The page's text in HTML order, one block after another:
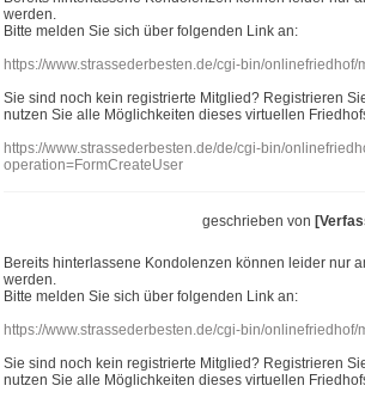
werden.
Bitte melden Sie sich über folgenden Link an:
https://www.strassederbesten.de/cgi-bin/
Sie sind noch kein registrierte Mitglied? Registrieren
nutzen Sie alle Möglichkeiten dieses virtuellen
https://www.strassederbesten.de/de/cgi-bin/
operation=FormCreateUser
geschrieben von
Bereits hinterlassene Kondolenzen können leider nur
werden.
Bitte melden Sie sich über folgenden Link an:
https://www.strassederbesten.de/cgi-bin/
Sie sind noch kein registrierte Mitglied? Registrieren
nutzen Sie alle Möglichkeiten dieses virtuellen